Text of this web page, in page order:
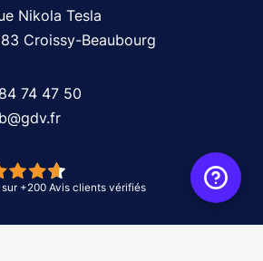
Nikola Tesla
Croissy-Beaubourg
74 47 50